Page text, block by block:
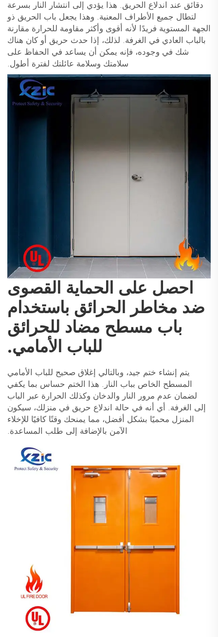
دقائق عند اندلاع الحريق. هذا يؤدي إلى انتشار النار بسرعة
لتطال جميع الأطراف المعنية. وهذا يجعل باب الحريق ذو
الجهة المستوية فريدًا لأنه أقوى وأكثر مقاومة للحرارة مقارنة
بالباب العادي في الغرفة. لذلك، إذا حدث حريق أو كان هناك
شك في وجوده، فإنه يمكن أن يساعد في الحفاظ على
سلامتك وسلامة عائلتك لفترة أطول.
احصل على الحماية القصوى
ضد مخاطر الحرائق باستخدام
باب مسطح مضاد للحرائق
للباب الأمامي.
يتم إنشاء ختم جيد، وبالتالي إغلاق صحيح للباب الأمامي
المسطح الخاص بباب النار. هذا الختم حساس بما يكفي
لضمان عدم مرور النار والدخان وكذلك الحرارة عبر الباب
إلى الغرفة. أي أنه في حالة اندلاع حريق في منزلك، سيكون
المنزل محميًا بشكل أفضل، مما يمنحك وقتًا كافيًا للإخلاء
الآمن بالإضافة إلى طلب المساعدة.